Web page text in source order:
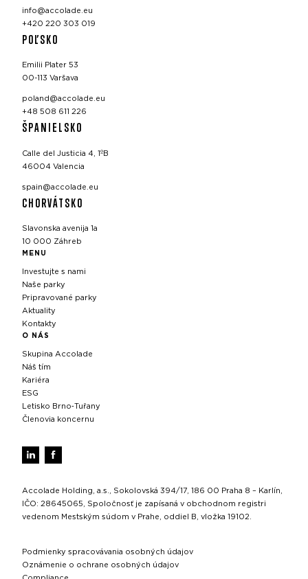
info@accolade.eu
+420 220 303 019
POĽSKO
Emilii Plater 53
00-113 Varšava
poland@accolade.eu
+48 508 611 226
ŠPANIELSKO
Calle del Justicia 4, 1ºB
46004 Valencia
spain@accolade.eu
CHORVÁTSKO
Slavonska avenija 1a
10 000 Záhreb
MENU
Investujte s nami
Naše parky
Pripravované parky
Aktuality
Kontakty
O NÁS
Skupina Accolade
Náš tím
Kariéra
ESG
Letisko Brno‑Tuřany
Členovia koncernu
Accolade Holding, a.s., Sokolovská 394/17, 186 00 Praha 8 – Karlín,
IČO: 28645065, Spoločnosť je zapísaná v obchodnom registri
vedenom Mestským súdom v Prahe, oddiel B, vložka 19102.
Podmienky spracovávania osobných údajov
Oznámenie o ochrane osobných údajov